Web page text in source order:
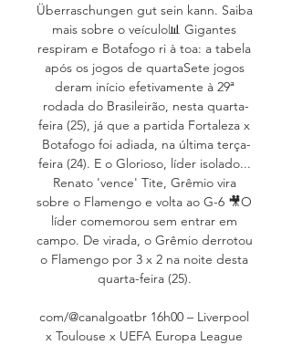
Überraschungen gut sein kann. Saiba
mais sobre o veículo📊 Gigantes
respiram e Botafogo ri à toa: a tabela
após os jogos de quartaSete jogos
deram início efetivamente à 29ª
rodada do Brasileirão, nesta quarta-
feira (25), já que a partida Fortaleza x
Botafogo foi adiada, na última terça-
feira (24). E o Glorioso, líder isolado...
Renato 'vence' Tite, Grêmio vira
sobre o Flamengo e volta ao G-6 🎥O
líder comemorou sem entrar em
campo. De virada, o Grêmio derrotou
o Flamengo por 3 x 2 na noite desta
quarta-feira (25).
com/@canalgoatbr 16h00 – Liverpool
x Toulouse x UEFA Europa League